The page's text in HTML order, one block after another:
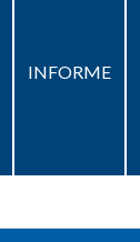
INFORME